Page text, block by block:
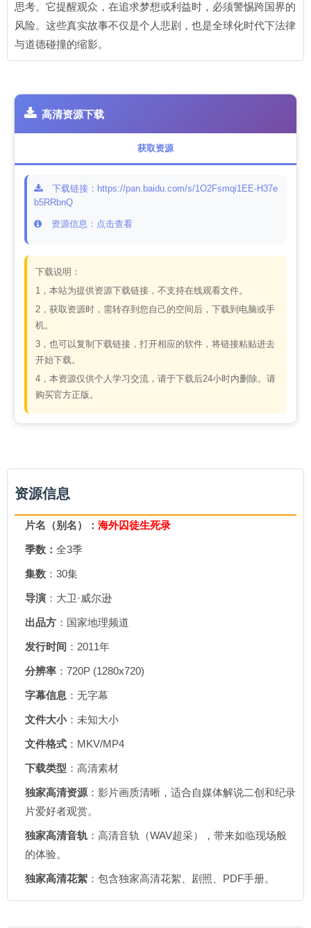
思考。它提醒观众，在追求梦想或利益时，必须警惕跨国界的
风险。这些真实故事不仅是个人悲剧，也是全球化时代下法律
与道德碰撞的缩影。
高清资源下载
获取资源
下载链接：https://pan.baidu.com/s/1O2Fsmqi1EE-H37e
b5RRbnQ
资源信息：点击查看
下载说明：
1，本站为提供资源下载链接，不支持在线观看文件。
2，获取资源时，需转存到您自己的空间后，下载到电脑或手
机。
3，也可以复制下载链接，打开相应的软件，将链接粘贴进去
开始下载。
4，本资源仅供个人学习交流，请于下载后24小时内删除。请
购买官方正版。
资源信息
片名（别名）： 海外囚徒生死录
季数： 全3季
集数 ：30集
导演 ：大卫·威尔逊
出品方 ：国家地理频道
发行时间 ：2011年
分辨率 ：720P (1280x720)
字幕信息 ：无字幕
文件大小：未知大小
文件格式 ：MKV/MP4
下载类型 ：高清素材
独家高清资源 ：影片画质清晰，适合自媒体解说二创和纪录
片爱好者观赏。
独家高清音轨 ：高清音轨（WAV超采），带来如临现场般
的体验。
独家高清花絮 ：包含独家高清花絮、剧照、PDF手册。